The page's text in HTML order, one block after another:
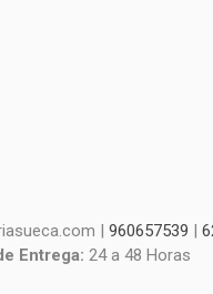
| 960657539 |
Entrega: 24 a 48 Horas